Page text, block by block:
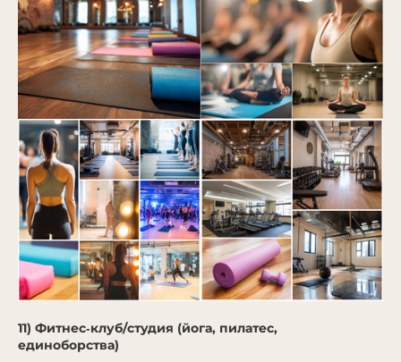
11) Фитнес‑клуб/студия (йога, пилатес,
единоборства)